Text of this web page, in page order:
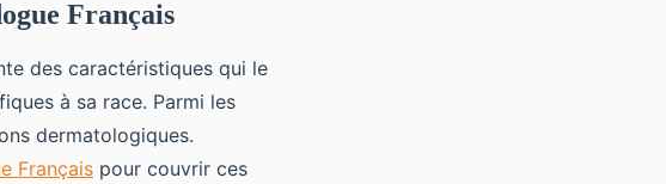
Français
des caractéristiques qui le
à sa race. Parmi les
dermatologiques.
Français pour couvrir ces